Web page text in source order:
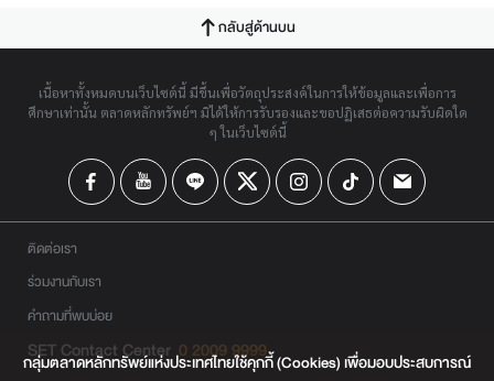
กลับสู่ด้านบน
เนื้อหาทั้งหมดบนเว็บไซต์นี้ มีขึ้นเพื่อวัตถุประสงค์ในการให้ข้อมูลและเพื่อการ
ศึกษาเท่านั้น ตลาดหลักทรัพย์ฯ มิได้ให้การรับรองและขอปฏิเสธต่อความรับผิดใด
ๆ ในเว็บไซต์นี้
ติดต่อเรา
ร่วมงานกับเรา
คำถามที่พบบ่อย
SET Contact Center 0 2009 9999
กลุ่มตลาดหลักทรัพย์แห่งประเทศไทยใช้คุกกี้ (Cookies) เพื่อมอบประสบการณ์